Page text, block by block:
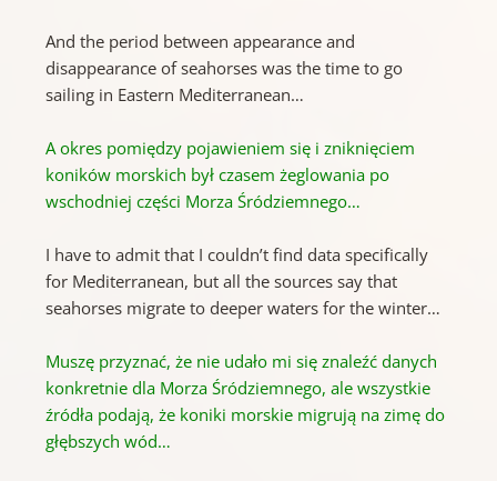
And the period between appearance and
disappearance of seahorses was the time to go
sailing in Eastern Mediterranean…
A okres pomiędzy pojawieniem się i zniknięciem
koników morskich był czasem żeglowania po
wschodniej części Morza Śródziemnego…
I have to admit that I couldn’t find data specifically
for Mediterranean, but all the sources say that
seahorses migrate to deeper waters for the winter…
Muszę przyznać, że nie udało mi się znaleźć danych
konkretnie dla Morza Śródziemnego, ale wszystkie
źródła podają, że koniki morskie migrują na zimę do
głębszych wód…